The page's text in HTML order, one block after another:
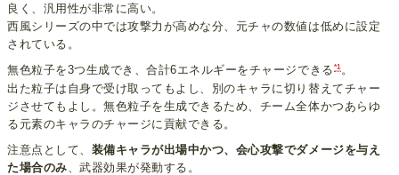
良く、汎用性が非常に高い。
西風シリーズの中では攻撃力が高めな分、元チャの数値は低めに設定
されている。
無色粒子を3つ生成でき、合計6エネルギーをチャージできる *1。
出た粒子は自身で受け取ってもよし、別のキャラに切り替えてチャー
ジさせてもよし。無色粒子を生成できるため、チーム全体かつあらゆ
る元素のキャラのチャージに貢献できる。
注意点として、 装備キャラが出場中かつ、会心攻撃でダメージを与え
た場合のみ 、武器効果が発動する。